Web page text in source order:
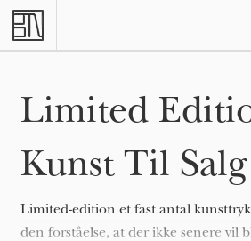
Skip to main content
Limited
Kunst Til Salg
Limited-edition et fast antal
den forståelse, at der ikke senere vil